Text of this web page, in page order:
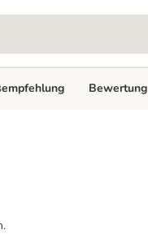
Bewertung